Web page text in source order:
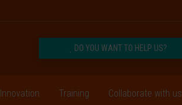
DO YOU WANT TO HELP US?
Innovation Training Collaborate with us